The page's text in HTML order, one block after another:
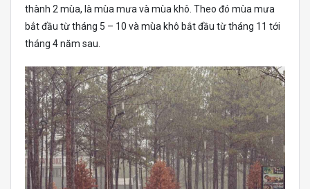
thành 2 mùa, là mùa mưa và mùa khô. Theo đó mùa mưa
bắt đầu từ tháng 5 – 10 và mùa khô bắt đầu từ tháng 11 tới
tháng 4 năm sau.